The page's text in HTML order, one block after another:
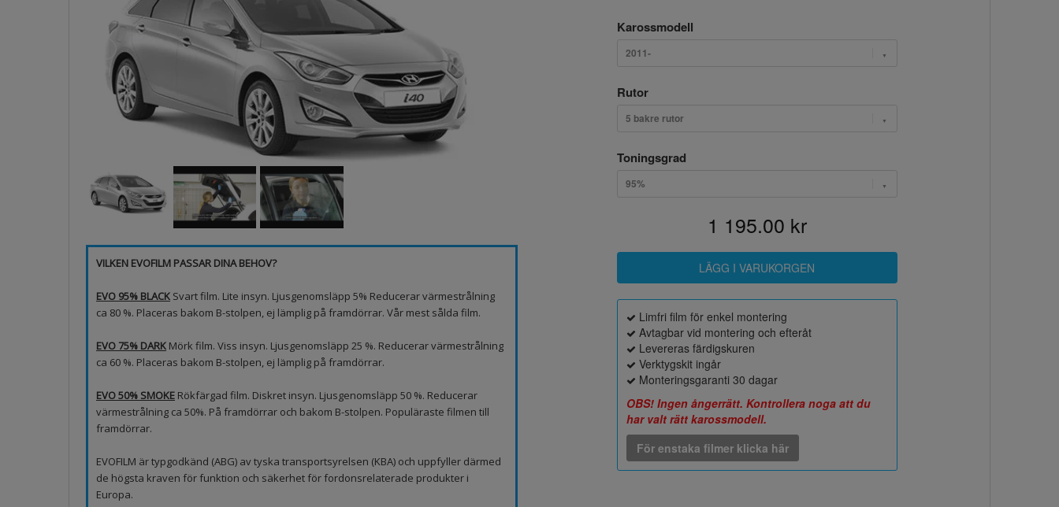
VILKEN EVOFILM PASSAR DINA BEHOV?
EVO 95% BLACK Svart film. Lite insyn. Ljusgenomsläpp 5% Reducerar värmestrålning
ca 80 %. Placeras bakom B-stolpen, ej lämplig på framdörrar. Vår mest sålda film.
EVO 75% DARK Mörk film. Viss insyn. Ljusgenomsläpp 25 %. Reducerar värmestrålning
ca 60 %. Placeras bakom B-stolpen, ej lämplig på framdörrar.
EVO 50% SMOKE Rökfärgad film. Diskret insyn. Ljusgenomsläpp 50 %. Reducerar
värmestrålning ca 50%. På framdörrar och bakom B-stolpen. Populäraste filmen till
framdörrar.
EVOFILM är typgodkänd (ABG) av tyska transportsyrelsen (KBA) och uppfyller därmed
de högsta kraven för funktion och säkerhet för fordonsrelaterade produkter i
Europa.
Karossmodell
2011-
Rutor
5 bakre rutor
Toningsgrad
95%
1 195.00 kr
Limfri film för enkel montering
Avtagbar vid montering och efteråt
Levereras färdigskuren
Verktygskit ingår
Monteringsgaranti 30 dagar
OBS! Ingen ångerrätt. Kontrollera noga att du
har valt rätt karossmodell.
För enstaka filmer klicka här